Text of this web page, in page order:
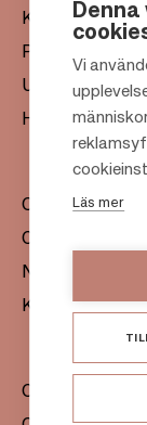
o
t
Köpcentrum
Presentkort
Uthyrning
Hållbarhet
Om oss
Citylife
Nyhetsrum
Kontakt
Citycon Group
Vi
Läs mer